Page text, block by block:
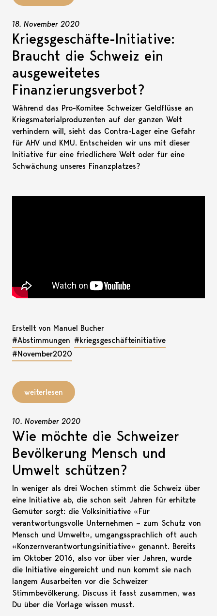
18. November 2020
Kriegsgeschäfte-Initiative:
Braucht die Schweiz ein
ausgeweitetes
Finanzierungsverbot?
Während das Pro-Komitee Schweizer Geldflüsse an
Kriegsmaterialproduzenten auf der ganzen Welt
verhindern will, sieht das Contra-Lager eine Gefahr
für AHV und KMU. Entscheiden wir uns mit dieser
Initiative für eine friedlichere Welt oder für eine
Schwächung unseres Finanzplatzes?
Erstellt von Manuel Bucher
#Abstimmungen #kriegsgeschäfteinitiative
#November2020
weiterlesen
10. November 2020
Wie möchte die Schweizer
Bevölkerung Mensch und
Umwelt schützen?
In weniger als drei Wochen stimmt die Schweiz über
eine Initiative ab, die schon seit Jahren für erhitzte
Gemüter sorgt: die Volksinitiative «Für
verantwortungsvolle Unternehmen – zum Schutz von
Mensch und Umwelt», umgangssprachlich oft auch
«Konzernverantwortungsinitiative» genannt. Bereits
im Oktober 2016, also vor über vier Jahren, wurde
die Initiative eingereicht und nun kommt sie nach
langem Ausarbeiten vor die Schweizer
Stimmbevölkerung. Discuss it fasst zusammen, was
Du über die Vorlage wissen musst.